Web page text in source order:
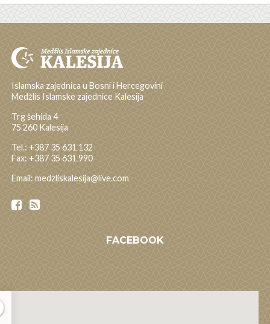
Islamska zajednica u Bosni i Hercegovini
Medžlis Islamske zajednice Kalesija
Trg šehida 4
75 260 Kalesija
Tel.: +387 35 631 132
Fax: +387 35 631 990
Email: medzliskalesija@live.com
FACEBOOK